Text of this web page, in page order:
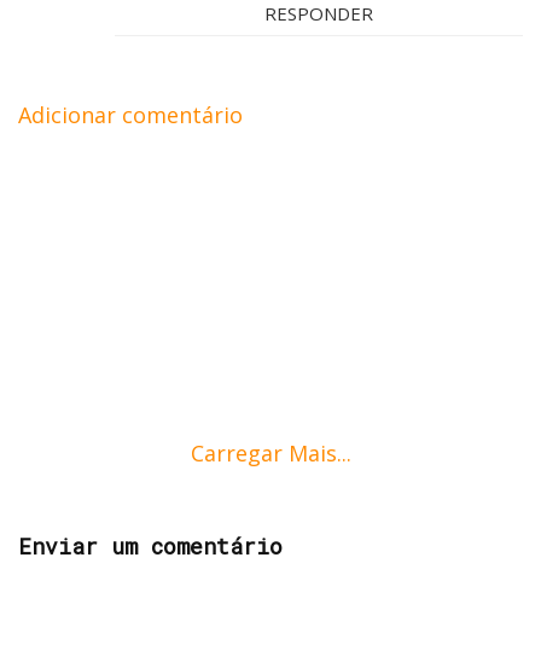
RESPONDER
Adicionar comentário
Carregar Mais...
Enviar um comentário